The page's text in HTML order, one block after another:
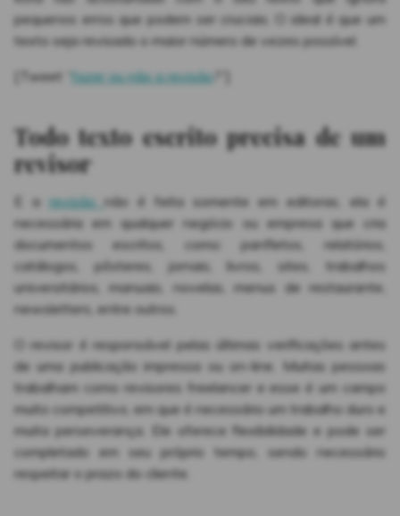
pequenos erros que podem ser cruciais. O ideal é que um
texto seja revisado o maior número de vezes possível.
[Tweet “ fazer ou não a revisão
Todo texto escrito precisa de um
revisor
E a revisão não é feita somente em editoras, ela é
necessária em qualquer negócio ou empresa que cria
documentos escritos, como: panfletos, relatórios,
catálogos, pôsteres, jornais, livros, sites, trabalhos
universitários, manuais, novelas, menus de restaurante,
newsletters, entre outros.
O revisor é responsável pelas últimas verificações antes
de uma publicação impressa ou on-line. Muitas pessoas
trabalham como revisores freelancer e esse é um campo
muito competitivo, em que é necessário um trabalho duro e
muita perseverança. Ele oferece flexibilidade e pode ser
completado em seu próprio tempo, sendo necessário
respeitar o prazo do cliente.